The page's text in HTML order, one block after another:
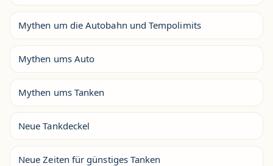
Mythen um die Autobahn und Tempolimits
Mythen ums Auto
Mythen ums Tanken
Neue Tankdeckel
Neue Zeiten für günstiges Tanken